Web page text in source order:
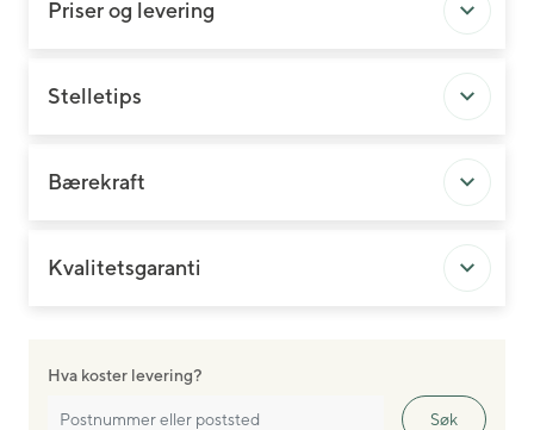
Priser og levering
Stelletips
Bærekraft
Kvalitetsgaranti
Hva koster levering?
Søk